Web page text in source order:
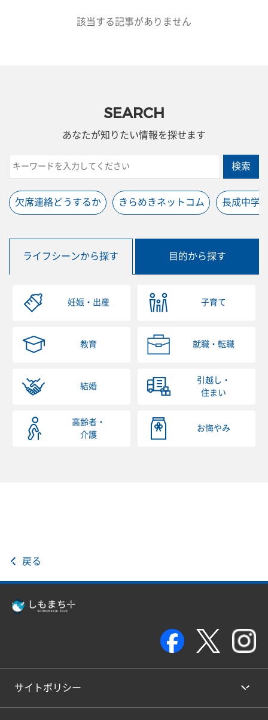
該当する記事がありません
SEARCH
あなたが知りたい情報を探せます
検索
欠席連絡どうするか きらめきネットコム 長成中学
ライフシーンから探す 目的から探す
妊娠・出産 子育て
教育 就職・転職
結婚
引越し・
住まい
高齢者・
介護
お悔やみ
戻る
サイトポリシー